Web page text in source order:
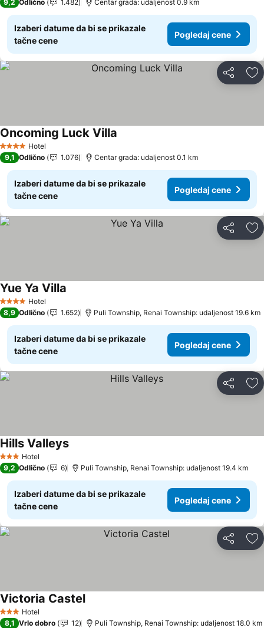
9,2 Odlično 1.482 Centar grada: udaljenost 0.9 km
Izaberi datume da bi se prikazale
tačne cene
Pogledaj cene
Deli
4 ZvezdiceHotel
Oncoming Luck Villa
9,1 Odlično 1.076 Centar grada: udaljenost 0.1 km
Izaberi datume da bi se prikazale
tačne cene
Pogledaj cene
Deli
4 ZvezdiceHotel
Yue Ya Villa
8,9 Odlično 1.652 Puli Township, Renai Township: udaljenost 19.6 km
Izaberi datume da bi se prikazale
tačne cene
Pogledaj cene
Deli
3 Zvezdice
Hotel
Hills ValleysPogledaj cene
9,2 Odlično 6 Puli Township, Renai Township: udaljenost 19.4 km
Izaberi datume da bi se prikazale
tačne cene
Pogledaj cene
Deli
3 Zvezdice
Hotel
Victoria CastelPogledaj cene
8,1 Vrlo dobro 12 Puli Township, Renai Township: udaljenost 18.0 km